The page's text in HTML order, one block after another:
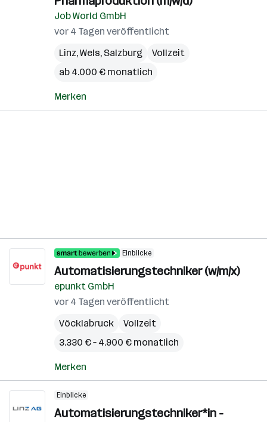
Job World GmbH
vor 4 Tagen veröffentlicht
Linz,Wels, Salzburg
Vollzeit
ab 4.000 € monatlich
Merken
Einblicke
Automatisierungstechniker (w/m/x)
epunkt GmbH
vor 4 Tagen veröffentlicht
Vöcklabruck
Vollzeit
3.330 € – 4.900 € monatlich
Merken
Einblicke
Automatisierungstechniker*in -